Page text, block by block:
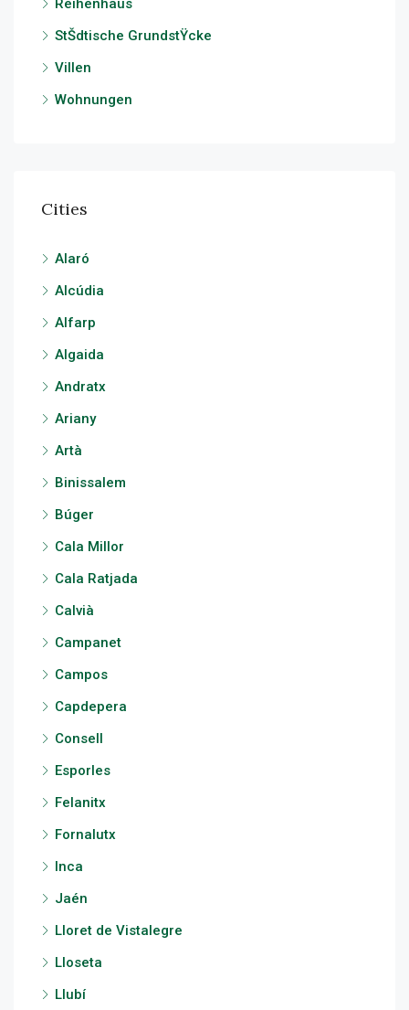
Reihenhaus
StŠdtische GrundstŸcke
Villen
Wohnungen
Cities
Alaró
Alcúdia
Alfarp
Algaida
Andratx
Ariany
Artà
Binissalem
Búger
Cala Millor
Cala Ratjada
Calvià
Campanet
Campos
Capdepera
Consell
Esporles
Felanitx
Fornalutx
Inca
Jaén
Lloret de Vistalegre
Lloseta
Llubí